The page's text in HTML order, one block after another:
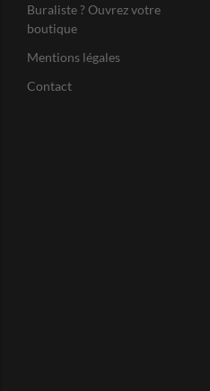
Buraliste ? Ouvrez votre
boutique
Mentions légales
Contact